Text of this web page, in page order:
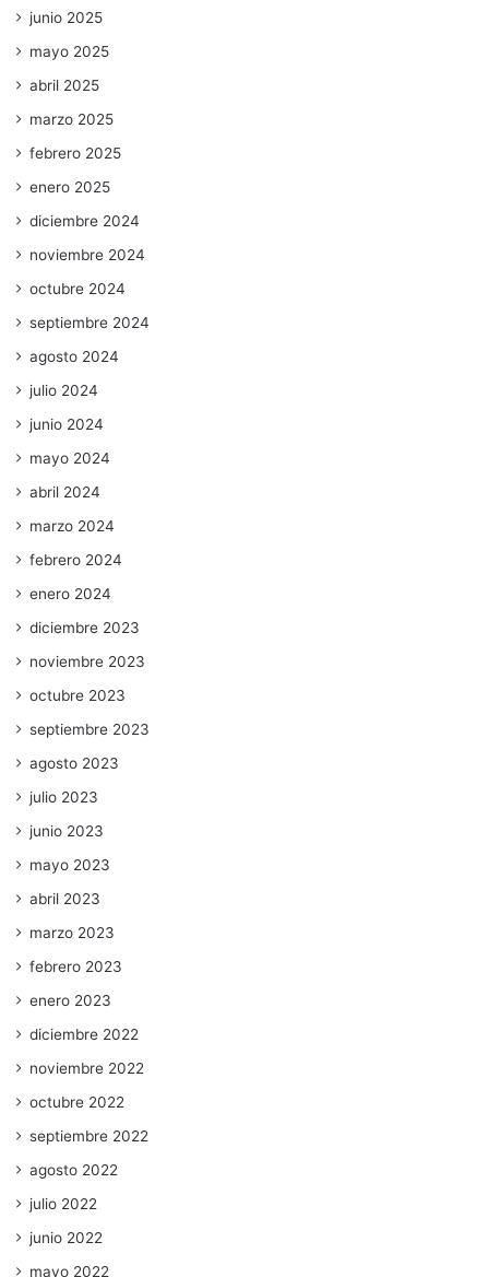
junio 2025
mayo 2025
abril 2025
marzo 2025
febrero 2025
enero 2025
diciembre 2024
noviembre 2024
octubre 2024
septiembre 2024
agosto 2024
julio 2024
junio 2024
mayo 2024
abril 2024
marzo 2024
febrero 2024
enero 2024
diciembre 2023
noviembre 2023
octubre 2023
septiembre 2023
agosto 2023
julio 2023
junio 2023
mayo 2023
abril 2023
marzo 2023
febrero 2023
enero 2023
diciembre 2022
noviembre 2022
octubre 2022
septiembre 2022
agosto 2022
julio 2022
junio 2022
mayo 2022